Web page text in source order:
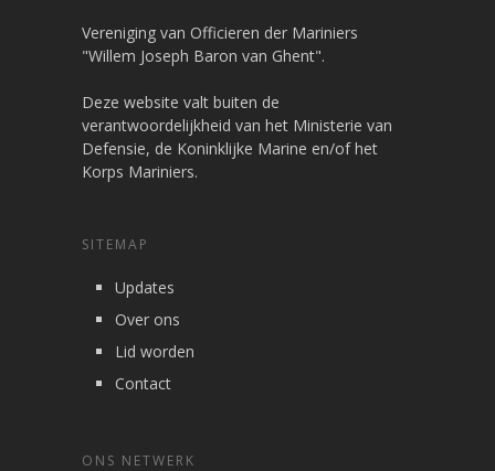
Vereniging van Officieren der Mariniers
"Willem Joseph Baron van Ghent".
Deze website valt buiten de
verantwoordelijkheid van het Ministerie van
Defensie, de Koninklijke Marine en/of het
Korps Mariniers.
SITEMAP
Updates
Over ons
Lid worden
Contact
ONS NETWERK